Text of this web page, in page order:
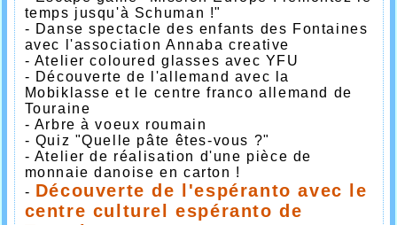
temps jusqu'à Schuman !"
- Danse spectacle des enfants des Fontaines
avec l'association Annaba creative
- Atelier coloured glasses avec YFU
- Découverte de l'allemand avec la
Mobiklasse et le centre franco allemand de
Touraine
- Arbre à voeux roumain
- Quiz "Quelle pâte êtes-vous ?"
- Atelier de réalisation d'une pièce de
monnaie danoise en carton !
- Découverte de l'espéranto avec le
centre culturel espéranto de